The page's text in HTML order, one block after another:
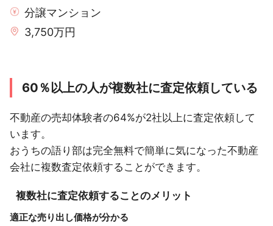
分譲マンション
3,750万円
60％以上の人が複数社に査定依頼している
不動産の売却体験者の64%が2社以上に査定依頼して
います。
おうちの語り部は完全無料で簡単に気になった不動産
会社に複数査定依頼することができます。
複数社に査定依頼することのメリット
適正な売り出し価格が分かる